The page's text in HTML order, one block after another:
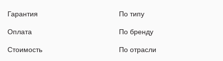
Гарантия
Оплата
Стоимость
По типу
По бренду
По отрасли